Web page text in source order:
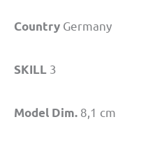
Country Germany
SKILL 3
Model Dim. 8,1 cm